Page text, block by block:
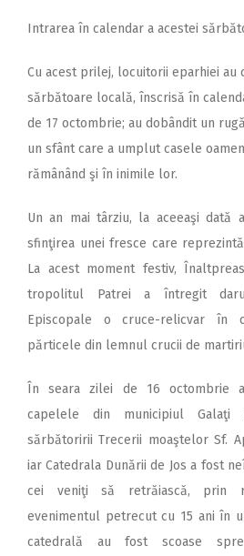
Intrarea în calendar a acestei
Cu acest prilej, locuitorii eparhiei au
sărbătoare locală, înscrisă în
de 17 octombrie; au dobândit un
un sfânt care a umplut casele
rămânând şi în inimile lor.
Un an mai târziu, la aceeaşi dată
sfinţirea unei fresce care
La acest moment festiv,
tropolitul Patrei a întregit
Episcopale o cruce-relicvar în
părticele din lemnul crucii de
În seara zilei de 16 octombrie
capelele din municipiul Galaţi
sărbătoririi Trecerii moaştelor Sf.
iar Catedrala Dunării de Jos a fost
cei veniţi să retrăiască, prin
evenimentul petrecut cu 15 ani în
catedrală au fost scoase